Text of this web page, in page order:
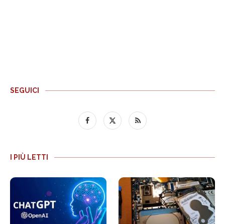
SEGUICI
I PIÙ LETTI